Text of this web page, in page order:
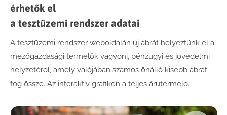
érhetők el
a tesztüzemi rendszer adatai
A tesztüzemi rendszer weboldalán új ábrát helyeztünk el a
mezőgazdasági termelők vagyoni, pénzügyi és jövedelmi
helyzetéről, amely valójában számos önálló kisebb ábrát
fog össze. Az interaktív grafikon a teljes árutermelő…